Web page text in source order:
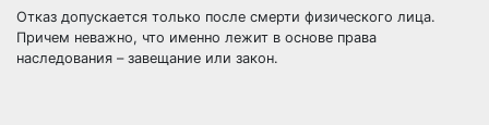
Отказ допускается только после смерти физического лица.
Причем неважно, что именно лежит в основе права
наследования – завещание или закон.